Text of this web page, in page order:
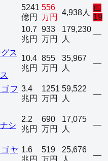
5241
億円
556
万円
4,938人
📅
19
10.7
兆円
933
万円
179,230
人
—
10.4
兆円
855
万円
35,967
人
—
フ 3.4
兆円
1251
万円
59,522
人
—
シ
2.2
兆円
690
万円
17,075
人
—
ヤ 1.6
兆円
519
万円
25,676
人
—